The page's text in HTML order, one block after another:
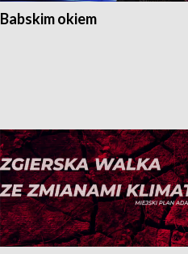
Babskim okiem